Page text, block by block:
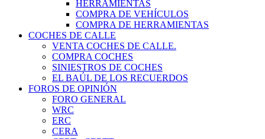
HERRAMIENTAS
COMPRA DE VEHÍCULOS
COMPRA DE HERRAMIENTAS
COCHES DE CALLE
VENTA COCHES DE CALLE.
COMPRA COCHES
SINIESTROS DE COCHES
EL BAÚL DE LOS RECUERDOS
FOROS DE OPINIÓN
FORO GENERAL
WRC
ERC
CERA